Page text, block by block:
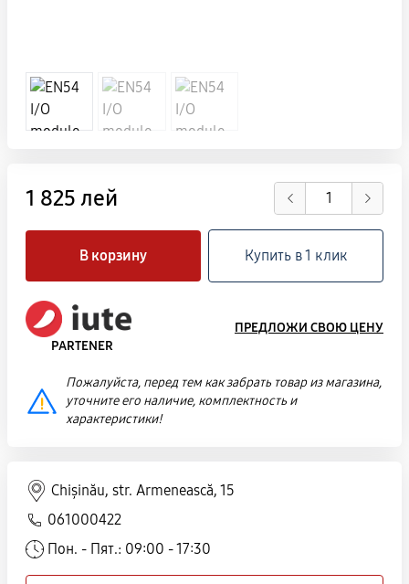
1 825 лей
В корзину Купить в 1 клик
PARTENER
ПРЕДЛОЖИ СВОЮ ЦЕНУ
Пожалуйста, перед тем как забрать товар из магазина,
уточните его наличие, комплектность и
характеристики!
Chișinău, str. Armenească, 15
061000422
Пон. - Пят.: 09:00 - 17:30